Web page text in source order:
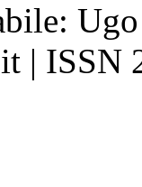
| ISSN